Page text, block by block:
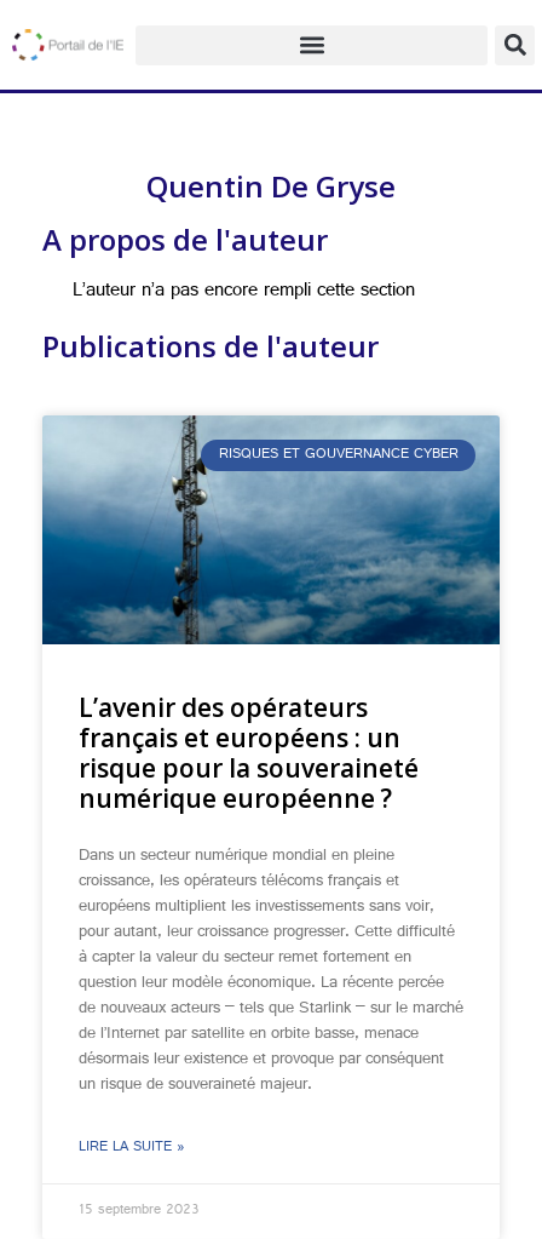
Quentin De Gryse
A propos de l'auteur
L’auteur n’a pas encore rempli cette section
Publications de l'auteur
RISQUES ET GOUVERNANCE CYBER
L’avenir des opérateurs
français et européens : un
risque pour la souveraineté
numérique européenne ?
Dans un secteur numérique mondial en pleine
croissance, les opérateurs télécoms français et
européens multiplient les investissements sans voir,
pour autant, leur croissance progresser. Cette difficulté
à capter la valeur du secteur remet fortement en
question leur modèle économique. La récente percée
de nouveaux acteurs – tels que Starlink – sur le marché
de l’Internet par satellite en orbite basse, menace
désormais leur existence et provoque par conséquent
un risque de souveraineté majeur.
LIRE LA SUITE »
15 septembre 2023